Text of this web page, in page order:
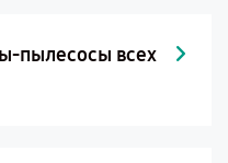
пылесосы всех